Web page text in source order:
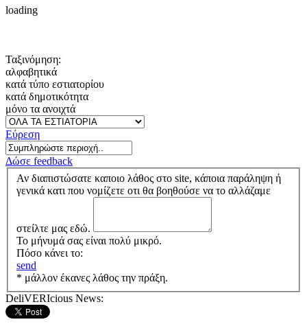
loading
Ταξινόμηση:
αλφαβητικά
κατά τύπο εστιατορίου
κατά δημοτικότητα
μόνο τα ανοιχτά
Εύρεση
Δώσε feedback
Αν διαπιστώσατε καποιο λάθος στο site, κάποια παράληψη ή
γενικά κατι που νομίζετε οτι θα βοηθούσε να το αλλάζαμε
στείλτε μας εδώ.
Το μήνυμά σας είναι πολύ μικρό.
Πόσο κάνει το:
send
* μάλλον έκανες λάθος την πράξη.
DeliVERIcious News: